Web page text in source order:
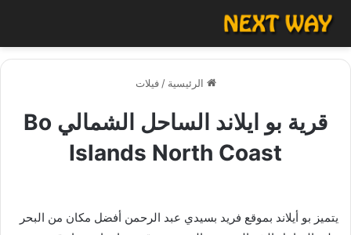
الرئيسية / فيلات
قرية بو ايلاند الساحل الشمالي Bo
Islands North Coast
يتميز بو أيلاند بموقع فريد بسيدي عبد الرحمن أفضل مكان من البحر